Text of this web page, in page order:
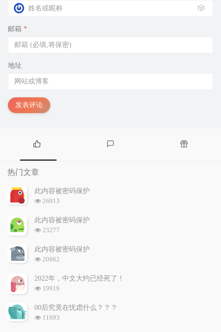
🎲
邮箱 *
地址
发表评论
门
文
章
热门文章
此内容被密码保护
浏
次
数:
26913
此内容被密码保护
浏
次
数:
23277
此内容被密码保护
浏
次
数:
20862
2022年，中文大约已经死了！
浏
次
数:
19919
00后究竟在忧虑什么？？？
浏
11693